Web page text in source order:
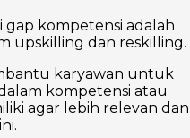
kompetensi adalah
upskilling dan reskilling.
karyawan untuk
kompetensi atau
agar lebih relevan dan